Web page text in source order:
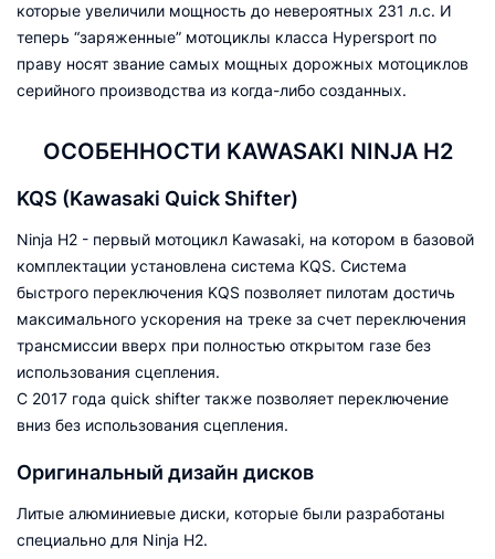
которые увеличили мощность до невероятных 231 л.с. И
теперь “заряженные” мотоциклы класса Hypersport по
праву носят звание самых мощных дорожных мотоциклов
серийного производства из когда-либо созданных.
ОСОБЕННОСТИ KAWASAKI NINJA H2
KQS (Kawasaki Quick Shifter)
Ninja H2 - первый мотоцикл Kawasaki, на котором в базовой
комплектации установлена система KQS. Система
быстрого переключения KQS позволяет пилотам достичь
максимального ускорения на треке за счет переключения
трансмиссии вверх при полностью открытом газе без
использования сцепления.
С 2017 года quick shifter также позволяет переключение
вниз без использования сцепления.
Оригинальный дизайн дисков
Литые алюминиевые диски, которые были разработаны
специально для Ninja H2.